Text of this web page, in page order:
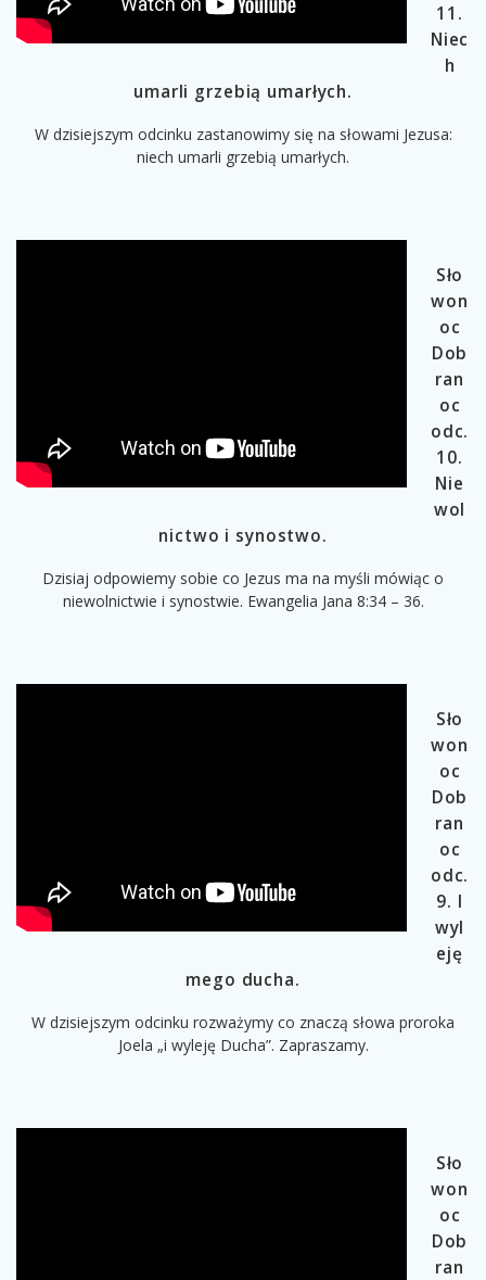
11.
Niec
h
umarli grzebią umarłych.
W dzisiejszym odcinku zastanowimy się na słowami Jezusa:
niech umarli grzebią umarłych.
Sło
won
oc
Dob
ran
oc
odc.
10.
Nie
wol
nictwo i synostwo.
Dzisiaj odpowiemy sobie co Jezus ma na myśli mówiąc o
niewolnictwie i synostwie. Ewangelia Jana 8:34 – 36.
Sło
won
oc
Dob
ran
oc
odc.
9. I
wyl
eję
mego ducha.
W dzisiejszym odcinku rozważymy co znaczą słowa proroka
Joela „i wyleję Ducha”. Zapraszamy.
Sło
won
oc
Dob
ran